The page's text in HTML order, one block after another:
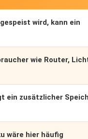
wird, kann ein
wie Router,
ein zusätzlicher
wäre hier häufig